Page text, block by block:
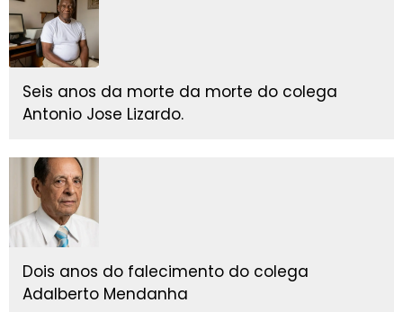
Seis anos da morte da morte do colega
Antonio Jose Lizardo.
Dois anos do falecimento do colega
Adalberto Mendanha